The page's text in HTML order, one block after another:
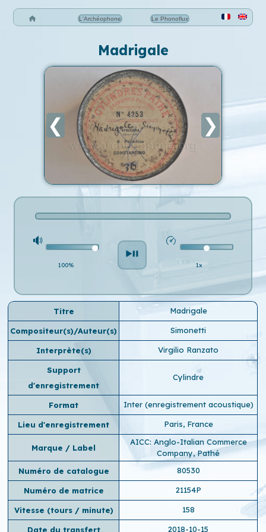
L'Archéophone Le Phonoflux
Madrigale
❮ ❯
100% 1x
Titre Madrigale
Compositeur(s)/Auteur(s) Simonetti
Interprète(s) Virgilio Ranzato
Support
d'enregistrement
Cylindre
Format Inter (enregistrement acoustique)
Lieu d'enregistrement Paris, France
Marque / Label
AICC: Anglo-Italian Commerce
Company, Pathé
Numéro de catalogue
80530
Numéro de matrice 21154P
Vitesse (tours / minute) 158
Date du transfert 2018-10-15